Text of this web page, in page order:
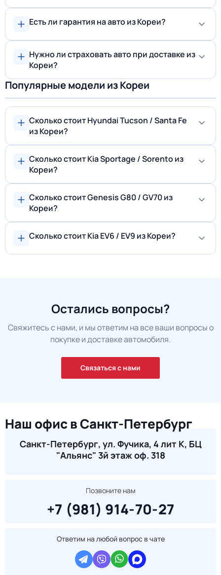
Есть ли гарантия на авто из Кореи?
Нужно ли страховать авто при доставке из
Кореи?
Популярные модели из Кореи
Сколько стоит Hyundai Tucson / Santa Fe
из Кореи?
Сколько стоит Kia Sportage / Sorento из
Кореи?
Сколько стоит Genesis G80 / GV70 из
Кореи?
Сколько стоит Kia EV6 / EV9 из Кореи?
Остались вопросы?
Свяжитесь с нами, и мы ответим на все ваши вопросы о
покупке и доставке автомобиля.
Связаться с нами
Наш офис в Санкт-Петербург
Санкт-Петербург, ул. Фучика, 4 лит К, БЦ
"Альянс" 3й этаж оф. 318
Позвоните нам
+7 (981) 914-70-27
Ответим на любой вопрос в чате